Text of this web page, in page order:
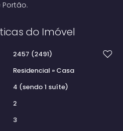
do Imóvel
2457 (2491)
Residencial » Casa
4 (sendo 1 suíte)
2
3